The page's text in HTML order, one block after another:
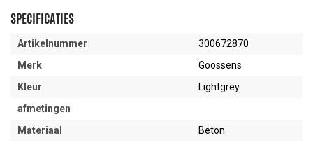
SPECIFICATIES
Artikelnummer
300672870
Merk
Goossens
Kleur
Lightgrey
afmetingen
Materiaal
Beton